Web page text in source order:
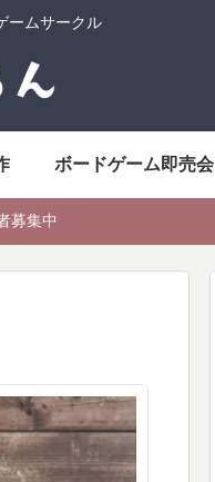
ームサークル
ボードゲーム即売会
募集中